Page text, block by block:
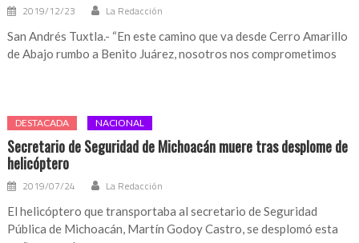
2019/12/23 La Redacción
San Andrés Tuxtla.- “En este camino que va desde Cerro Amarillo
de Abajo rumbo a Benito Juárez, nosotros nos comprometimos
DESTACADA NACIONAL
Secretario de Seguridad de Michoacán muere tras desplome de
helicóptero
2019/07/24 La Redacción
El helicóptero que transportaba al secretario de Seguridad
Pública de Michoacán, Martín Godoy Castro, se desplomó esta